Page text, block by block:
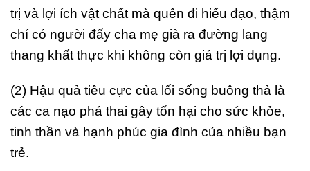
trị và lợi ích vật chất mà quên đi hiếu đạo, thậm
chí có người đẩy cha mẹ già ra đường lang
thang khất thực khi không còn giá trị lợi dụng.
(2) Hậu quả tiêu cực của lối sống buông thả là
các ca nạo phá thai gây tổn hại cho sức khỏe,
tinh thần và hạnh phúc gia đình của nhiều bạn
trẻ.